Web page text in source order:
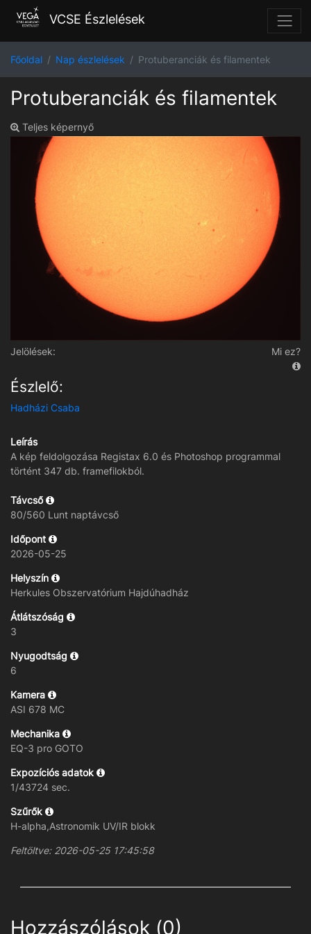
VCSE Észlelések
Főoldal Nap észlelések Protuberanciák és filamentek
Protuberanciák és filamentek
Teljes képernyő
Jelölések: Mi ez?
Észlelő:
Hadházi Csaba
Leírás
A kép feldolgozása Registax 6.0 és Photoshop programmal
történt 347 db. framefilokból.
Távcső
80/560 Lunt naptávcső
Időpont
2026-05-25
Helyszín
Herkules Obszervatórium Hajdúhadház
Átlátszóság
3
Nyugodtság
6
Kamera
ASI 678 MC
Mechanika
EQ-3 pro GOTO
Expozíciós adatok
1/43724 sec.
Szűrők
H-alpha,Astronomik UV/IR blokk
Feltöltve: 2026-05-25 17:45:58
Hozzászólások (0)